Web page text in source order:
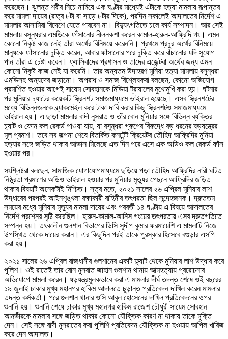
করেছেন। ঝুলন্ত শরীর নিচে নামিয়ে এক ঘণ্টার মাধ্যেই এটাকে হত্যা মামলায় রূপান্তর
করে মামলা দায়ের (রাত্র ৮টা বা সাড়ে ৮টার দিকে), পরদিন সকালেই আদালতের নির্দেশ এ
মামলার আসামিরা বিদেশে যেতে পারবেন না। বিদ্যুৎগতিতে চলে কার্য সম্পাদন। আর সেই
মামলায় বসুন্ধরার এমডিকে ফাঁসানোর নীলনকশা করেন কামাল-হারুন-আফ্রিদি গং। এমন
কোনো নিকৃষ্ট কাজ নেই তাঁরা অর্থের বিনিময়ে করেননি। প্রথমে প্রচুর অর্থের বিনিময়ে
মানুষকে ফাঁসানোর চুক্তি করেন, আবার ফাঁসানোর পরে চুক্তি করে বাঁচানোর যদি সুযোগ
পান তাঁরা এ চেষ্টা করেন। ফ্যাসিবাদের প্রশাসন ও তাদের এজেন্টরা অর্থের জন্য এমন
কোনো নিকৃষ্ট কাজ নেই যা করেনি। তার অন্যতম উদাহরণ মুনিয়া হত্যা মামলায় বসুন্ধরা
এমডিসহ অন্যদের জড়ানো। অপরাধ ও সমাজ বিশ্লেষকরা বলছেন, কোনো অভিযোগ
প্রমাণিত হওয়ার আগেই সায়েম সোবহানকে মিডিয়া ট্রায়ালের মুখোমুখি করা হয়। ঘটনার
পর মুনিয়ার চ্যাটের কয়েকটি স্ক্রিনশট সমাজমাধ্যমে ভাইরাল হয়েছে। এসব স্ক্রিনশটের
মধ্যে বিভিন্নজনকে ব্ল্যাকমেইল করে টাকা দাবি করার কিছু স্ক্রিনশটও সমাজমাধ্যমে
ভাইরাল হয়। এ ছাড়া মামলার বাদী নুসরাত ও তাঁর বোন মুনিয়ার সঙ্গে বিভিন্ন ব্যক্তির
চ্যাট ও ফোন কল রেকর্ড পাওয়া যায়, যা বসুন্ধরা গ্রুপের বিরুদ্ধে বড় ধরনের ষড়যন্ত্রের
মূল প্রমাণ। তবে সব জল্পনা শেষে বিতর্কিত কনটেন্ট ক্রিয়েটর তৌহিদ আফ্রিদির মুনিয়া
হত্যার সঙ্গে জড়িত থাকার আভাস মিলেছে এত দিন পরে এসে এক অডিও কল রেকর্ড ফাঁস
হওয়ার পর।
সংশ্লিষ্টরা বলছেন, সামাজিক যোগাযোগমাধ্যমে ছড়িয়ে পড়া তৌহিদ আফ্রিদির নারী ঘটিত
নিষ্ঠুরতা প্রমাণের অডিও ভাইরাল হওয়ার পর মুনিয়ার মৃত্যুর পেছনে আফ্রিদির জড়িত
থাকার বিষয়টি অনেকটাই নিশ্চিত। সূত্র মতে, ২০২১ সালের ২৬ এপ্রিল মুনিয়ার লাশ
উদ্ধারের পরপরই আইনশৃঙ্খলা রক্ষাকারী বাহিনীর তৎপরতা ছিল সন্দেহজনক। দ্রুততম
সময়ের মধ্যে মুনিয়ার মৃত্যুর মামলা দায়ের এবং পরবর্তী ১৪ ঘণ্টায় এ বিষয়ে আদালতের
নির্দেশ প্রশ্নের সৃষ্টি করেছিল। হারুন-কামাল-আনিস গংয়ের তৎপরতায় এসব দ্রুতগতিতে
সম্পন্ন হয়। তৎকালীন গুলশান বিভাগের ডিসি সুদীপ কুমার ফরমায়েশি এ মামলাটি নিজে
উপস্থিত থেকে দায়ের করান। এর কিছুদিন পরই তাকে পুরস্কার হিসেবে বগুড়ার এসপি
করা হয়।
২০২১ সালের ২৬ এপ্রিল রাজধানীর গুলশানের একটি ফ্ল্যাট থেকে মুনিয়ার লাশ উদ্ধার করে
পুলিশ। ওই রাতেই তার বোন নুসরাত জাহান গুলশান থানায় আত্মহত্যায় প্ররোচনার
অভিযোগে মামলা করেন। ষড়যন্ত্রমূলকভাবে করা এ মামলার দীর্ঘ তদন্ত শেষে ওই বছরের
১৯ জুলাই ঢাকার মুখ্য মহানগর হাকিম আদালতে চূড়ান্ত প্রতিবেদন দাখিল করেন মামলার
তদন্ত কর্মকর্তা। পরে গুলশান থানার ওসি আবুল হোসেনের দাখিল প্রতিবেদনের ওপর
শুনানি হয়। শুনানি শেষে ঢাকার মুখ্য মহানগর হাকিম রাজেশ চৌধুরী সায়েম সোবহান
আনভীরকে মামলার সঙ্গে জড়িত থাকার কোনো যৌক্তিক কারণ না থাকায় তাকে মুক্তি
দেন। সেই সঙ্গে বাদী নুসরাতের করা পুলিশি প্রতিবেদন যৌক্তিক না হওয়ায় আপিল খারিজ
করে দেন আদালত।